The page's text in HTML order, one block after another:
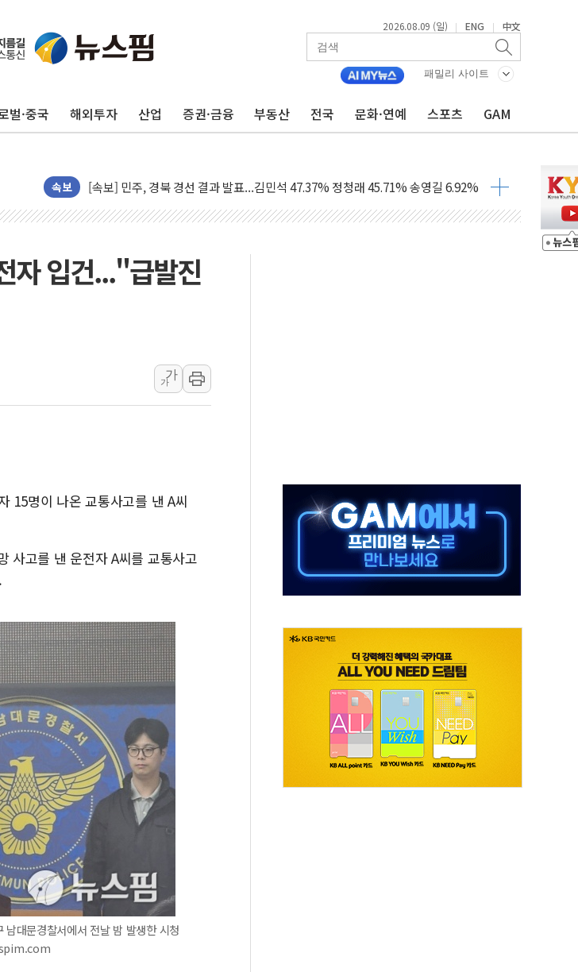
2026.08.09 (일) | ENG | 中文
패밀리 사이트
벌·중국 해외투자 산업 증권·금융 부동산 전국 문화·연예 스포츠 GAM
속보
[종합] 김민석, 정청래에 누적 '1.48%p' 차 선두 유지...金 46.01% vs 鄭 44.53%
인천서 말다툼 중 어머니 살해 10대 구속…범행 후 반려견도 죽여
김민석, 강원·대구·경북 경선서 정청래에 승리…金 48.54% vs 鄭 44.40%
[속보] 민주, 경북 경선 결과 발표...김민석 47.37% 정청래 45.71% 송영길 6.92%
[속보] 민주, 대구 경선 결과 발표...정청래 47.82% 김민석 46.35% 송영길 5.83%
정재헌 CEO, SKT 장기고객 400명 맞이…"마음 잇는 시간 되길"
최태원, 노소영에 9440억 지급 확정되나…재상고 앞두고 막판 셈법
홈플러스發 대형마트 판매, 역대 최대폭 감소한 9.4%↓…유통업계 양극화 심화
현대그린푸드 '텍사스로드하우스' 잠실점, 직장인 핫플레이스로 부상
與 "세제개편안 8월 말 당정 조율 완료…초고가·비거주 1주택 등 여론 수렴"
자 입건..."급발진
가
가
15명이 나온 교통사고를 낸 A씨
사고를 낸 운전자 A씨를 교통사고
대문경찰서에서 전날 밤 발생한 시청